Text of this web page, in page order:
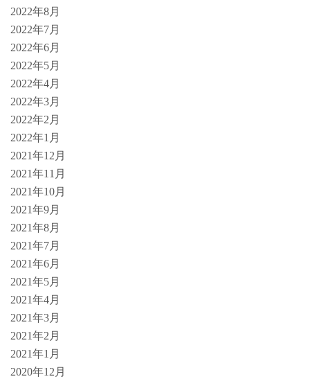
2022年8月
2022年7月
2022年6月
2022年5月
2022年4月
2022年3月
2022年2月
2022年1月
2021年12月
2021年11月
2021年10月
2021年9月
2021年8月
2021年7月
2021年6月
2021年5月
2021年4月
2021年3月
2021年2月
2021年1月
2020年12月